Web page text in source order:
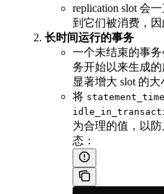
replication slot 会
到它们被消费，因
长时间运行的事务
一个未结束的事务
务开始以来生成
显著增大 slot 的大
将
为合理的值，以
态：